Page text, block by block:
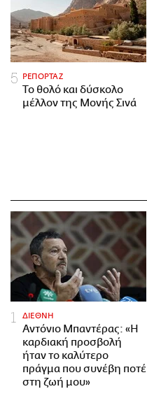
ΡΕΠΟΡΤΑΖ
Το θολό και δύσκολο
μέλλον της Μονής Σινά
ΔΙΕΘΝΗ
Αντόνιο Μπαντέρας: «Η
καρδιακή προσβολή
ήταν το καλύτερο
πράγμα που συνέβη ποτέ
στη ζωή μου»